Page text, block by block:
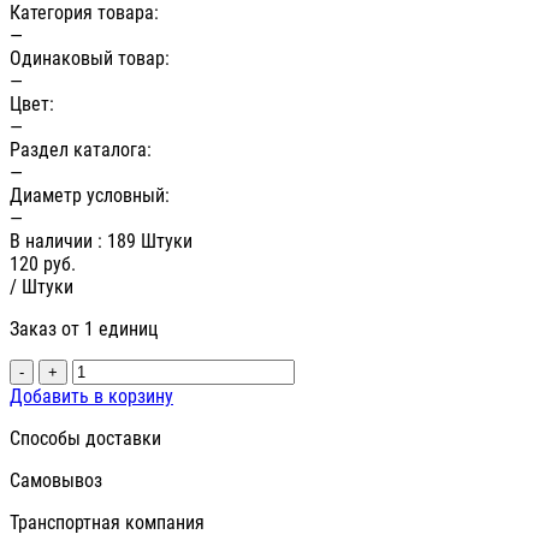
Категория товара:
—
Одинаковый товар:
—
Цвет:
—
Раздел каталога:
—
Диаметр условный:
—
В наличии : 189 Штуки
120 руб.
/ Штуки
Заказ от 1 единиц
- +
Добавить в корзину
Способы доставки
Самовывоз
Транспортная компания